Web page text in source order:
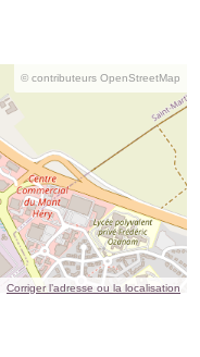
© contributeurs OpenStreetMap
Corriger l’adresse ou la localisation